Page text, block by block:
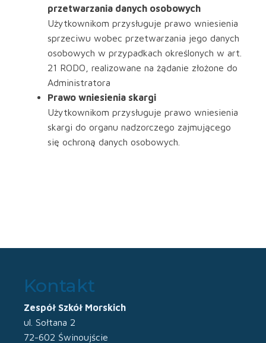
przetwarzania danych osobowych
Użytkownikom przysługuje prawo wniesienia
sprzeciwu wobec przetwarzania jego danych
osobowych w przypadkach określonych w art.
21 RODO, realizowane na żądanie złożone do
Administratora
Prawo wniesienia skargi
Użytkownikom przysługuje prawo wniesienia
skargi do organu nadzorczego zajmującego
się ochroną danych osobowych.
Kontakt
Zespół Szkół Morskich
ul. Sołtana 2
72-602 Świnoujście